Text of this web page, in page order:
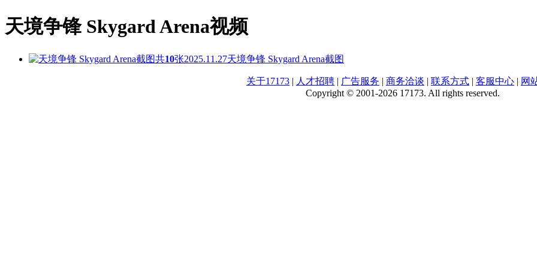
天境争锋 Skygard Arena视频
共10张2025.11.27天境争锋 Skygard Arena截图
关于17173 | 人才招聘 | 广告服务 | 商务洽谈 | 联系方式 | 客服中心 | 网
Copyright © 2001-2026 17173. All rights reserved.